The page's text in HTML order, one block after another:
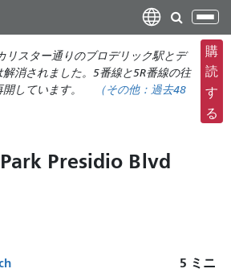
ン
コ
ン
に
ナ
ビ
ゲ
ー
シ
ョ
リスター通りのブロデリック駅とデ
消されました。5番線と5R番線の往
しています。
（その他： 過去48
購
読
す
る
Presidio Blvd
5 ミニ